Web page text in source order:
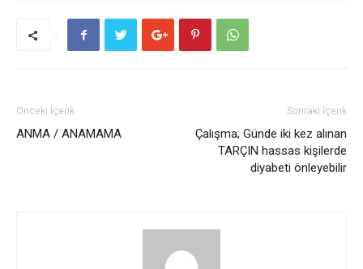
Önceki İçerik
ANMA / ANAMAMA
Sonraki İçerik
Çalışma; Günde iki kez alınan
TARÇIN hassas kişilerde
diyabeti önleyebilir